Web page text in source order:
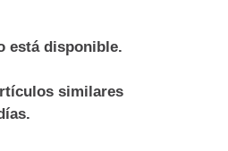
está disponible.
similares